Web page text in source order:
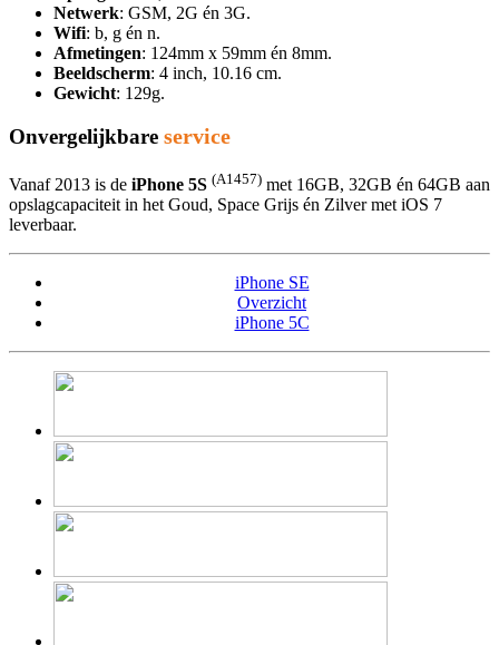
Netwerk: GSM, 2G én 3G.
Wifi: b, g én n.
Afmetingen: 124mm x 59mm én 8mm.
Beeldscherm: 4 inch, 10.16 cm.
Gewicht: 129g.
Onvergelijkbare service
Vanaf 2013 is de iPhone 5S (A1457) met 16GB, 32GB én 64GB aan
opslagcapaciteit in het Goud, Space Grijs én Zilver met iOS 7
leverbaar.
iPhone SE
Overzicht
iPhone 5C